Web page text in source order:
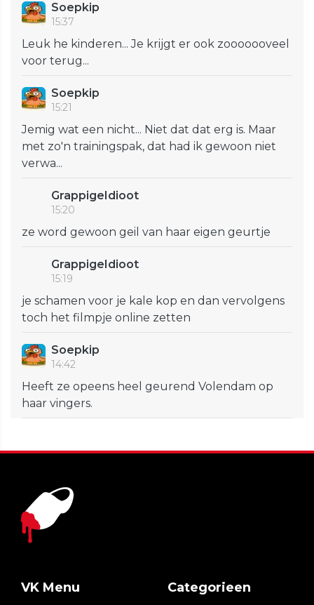
Soepkip
15:37
Leuk he kinderen... Je krijgt er ook zooooooveel
voor terug...
Soepkip
15:21
Jemig wat een nicht... Niet dat dat erg is. Maar
met zo'n trainingspak, dat had ik gewoon niet
verwa...
GrappigeIdioot
15:20
ze word gewoon geil van haar eigen geurtje
GrappigeIdioot
15:19
je schamen voor je kale kop en dan vervolgens
toch het filmpje online zetten
Soepkip
14:42
Heeft ze opeens heel geurend Volendam op
haar vingers.
VK Menu Categorieen